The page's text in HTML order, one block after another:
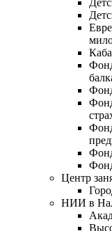
Центр
НИИ в